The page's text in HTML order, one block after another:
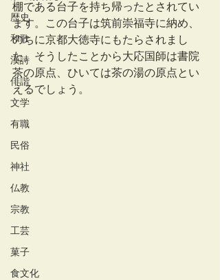
歴史
和歌
漢詩
俳諧
文学
有職
民俗
神社
仏教
宗教
工芸
菓子
食文化
棚である台子を持ち帰ったとされてい
ます。この台子は筑前崇福寺に納め、
のちに京都大徳寺にもたらされまし
た。そうしたことから大応国師は書院
茶の原点、ひいては茶の湯の原点とい
えるでしょう。